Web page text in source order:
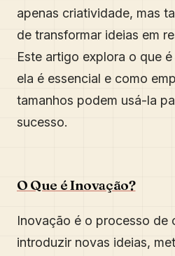
apenas criatividade, mas
de transformar ideias em
Este artigo explora o que
ela é essencial e como
tamanhos podem usá-la
sucesso.
O Que é Inovação?
Inovação é o processo de
introduzir novas ideias,